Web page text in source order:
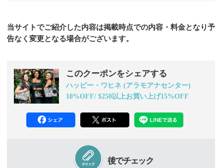
当サイトでご紹介した内容は掲載時点での内容・料金となり予
告なく変更となる場合がございます。
このクーポンをシェアする
ハッピー・ワヒネ (アラモアナセンター)
10%OFF/ $250以上お買い上げ15%OFF
後でチェック